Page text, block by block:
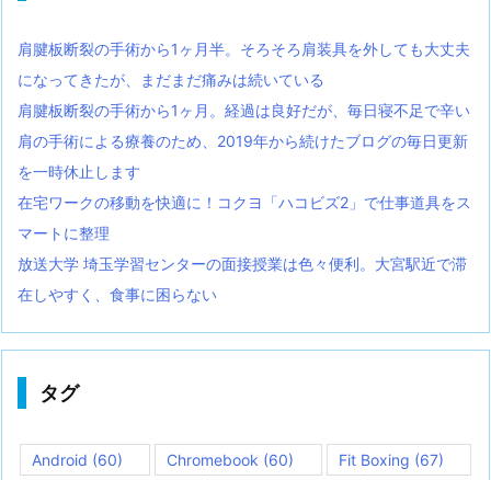
肩腱板断裂の手術から1ヶ月半。そろそろ肩装具を外しても大丈夫
になってきたが、まだまだ痛みは続いている
肩腱板断裂の手術から1ヶ月。経過は良好だが、毎日寝不足で辛い
肩の手術による療養のため、2019年から続けたブログの毎日更新
を一時休止します
在宅ワークの移動を快適に！コクヨ「ハコビズ2」で仕事道具をス
マートに整理
放送大学 埼玉学習センターの面接授業は色々便利。大宮駅近で滞
在しやすく、食事に困らない
タグ
Android (60) Chromebook (60) Fit Boxing (67)